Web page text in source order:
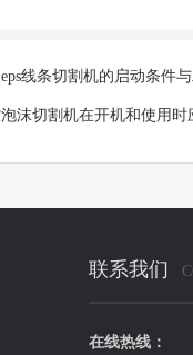
线条切割机的启动条件
沫切割机在开机和使用时
联系我们
在线热线：